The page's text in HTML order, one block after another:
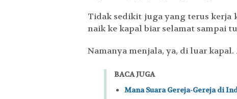
Tidak sedikit juga yang terus kerja
naik ke kapal biar selamat sampai
Namanya menjala, ya, di luar kapal.
BACA JUGA
Mana Suara Gereja-Gereja di